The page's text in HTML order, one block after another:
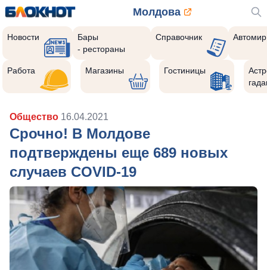
Молдова
Новости
Бары
- рестораны
Справочник Автомир
Работа Магазины Гостиницы
Общество 16.04.2021
Срочно! В Молдове
подтверждены еще 689 новых
случаев COVID-19